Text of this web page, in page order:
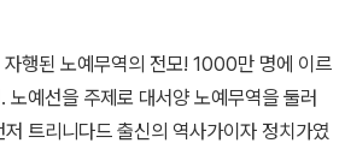
무역의 전모! 1000만 명에 이르
노예선을 주제로 대서양 노예무역을 둘러
트리니다드 출신의 역사가이자 정치가였